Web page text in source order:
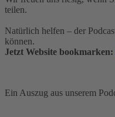
teilen.
Natürlich helfen – der
können.
Jetzt Website bookmarken:
Ein Auszug aus unserem